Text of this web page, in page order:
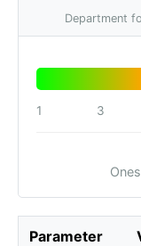
Department
1 3
Parameter